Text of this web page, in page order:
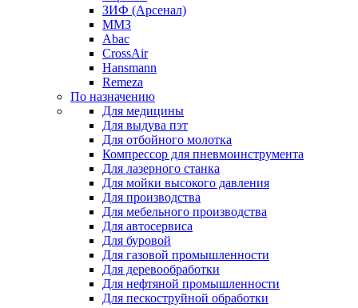
ЗИФ (Арсенал)
ММЗ
Abac
CrossAir
Hansmann
Remeza
По назначению
Для медицины
Для выдува пэт
Для отбойного молотка
Компрессор для пневмоинструмента
Для лазерного станка
Для мойки высокого давления
Для производства
Для мебельного производства
Для автосервиса
Для буровой
Для газовой промышленности
Для деревообработки
Для нефтяной промышленности
Для пескоструйной обработки